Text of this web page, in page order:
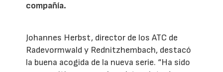
compañía.
Johannes Herbst, director de los ATC de
Radevormwald y Rednitzhembach, destacó
la buena acogida de la nueva serie. “Ha sido